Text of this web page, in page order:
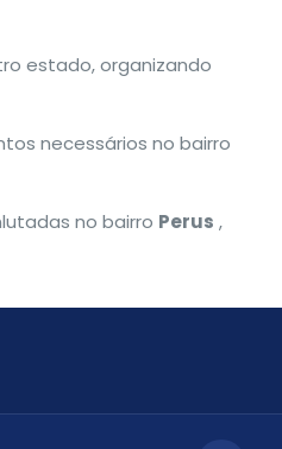
estado, organizando
necessários no bairro
no bairro Perus ,